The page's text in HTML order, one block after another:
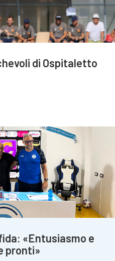
di Ospitaletto
«Entusiasmo e
pronti»